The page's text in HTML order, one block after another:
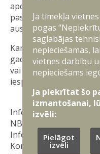
apdraudējumu.
pastiprinājuši
austrumu robežas,
Kamēr norisinās
gadījumu
vai tai pietuvojas
iespējama.
Informāciju sagatavoja:
NBS Apvienotā štāba
Informācijas analīzes
Komunikācijas pārvalde
Ja tīmekļa
pogas
saglabājas
nepieciešamas,
vietnes darbību
nepieciešams
Ja piekrītat šo
izmantošanai,
izvēli:
Pielāgot
izvēli